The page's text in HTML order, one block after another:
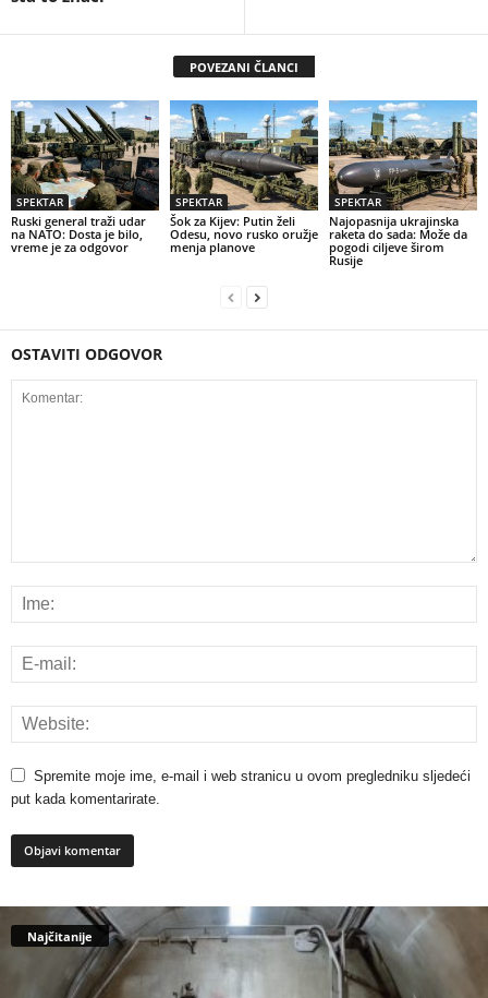
POVEZANI ČLANCI
SPEKTAR
Ruski general traži udar
na NATO: Dosta je bilo,
vreme je za odgovor
SPEKTAR
Šok za Kijev: Putin želi
Odesu, novo rusko oružje
menja planove
SPEKTAR
Najopasnija ukrajinska
raketa do sada: Može da
pogodi ciljeve širom
Rusije
OSTAVITI ODGOVOR
Spremite moje ime, e-mail i web stranicu u ovom pregledniku sljedeći
put kada komentarirate.
Najčitanije